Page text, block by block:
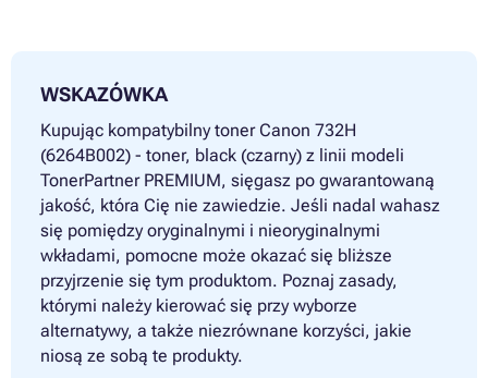
WSKAZÓWKA
Kupując kompatybilny toner Canon 732H
(6264B002) - toner, black (czarny) z linii modeli
TonerPartner PREMIUM, sięgasz po gwarantowaną
jakość, która Cię nie zawiedzie. Jeśli nadal wahasz
się pomiędzy oryginalnymi i nieoryginalnymi
wkładami, pomocne może okazać się bliższe
przyjrzenie się tym produktom. Poznaj zasady,
którymi należy kierować się przy wyborze
alternatywy, a także niezrównane korzyści, jakie
niosą ze sobą te produkty.